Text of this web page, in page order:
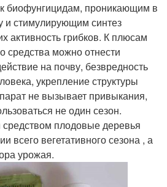
биофунгицидам, проникающим в
и стимулирующим синтез
активность грибков. К плюсам
средства можно отнести
на почву, безвредность
укрепление структуры
не вызывает привыкания,
не один сезон.
плодовые деревья
всего вегетативного сезона , а
урожая.